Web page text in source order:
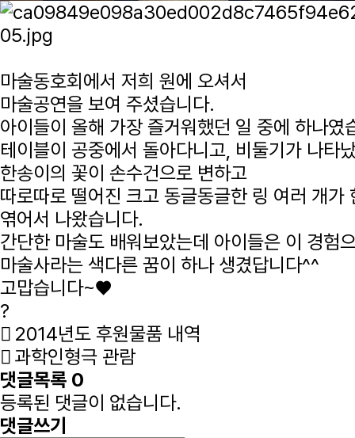
마술동호회에서 저희 원에 오셔서
마술공연을 보여 주셨습니다.
아이들이 올해 가장 즐거워했던 일 중에 하나였
테이블이 공중에서 돌아다니고, 비둘기가 나타
한송이의 꽃이 손수건으로 변하고
따로따로 떨어진 크고 동글동글한 링 여러 개가
엮어서 나왔습니다.
간단한 마술도 배워보았는데 아이들은 이 경험
마술사라는 색다른 꿈이 하나 생겼답니다^^
고맙습니다~♥
?
2014년도 후원물품 내역
과학인형극 관람
댓글목록 0
등록된 댓글이 없습니다.
댓글쓰기